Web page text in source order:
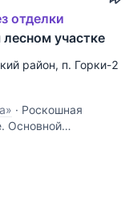
отделки
участке
район, п. Горки-2
· Роскошная
Основной
дом
с